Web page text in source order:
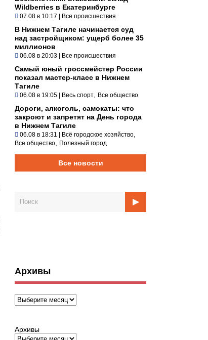
Wildberries в Екатеринбурге
07.08 в 10:17 | Все происшествия
В Нижнем Тагиле начинается суд
над застройщиком: ущерб более 35
миллионов
06.08 в 20:03 | Все происшествия
Самый юный гроссмейстер России
показал мастер-класс в Нижнем
Тагиле
06.08 в 19:05 | Весь спорт Все общество
Дороги, алкоголь, самокаты: что
закроют и запретят на День города
в Нижнем Тагиле
06.08 в 18:31 | Всё городское хозяйство
Все общество Полезный город
Все новости
Архивы
Архивы
Архивы